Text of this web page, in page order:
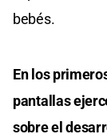
bebés.
En los
pantallas
sobre el